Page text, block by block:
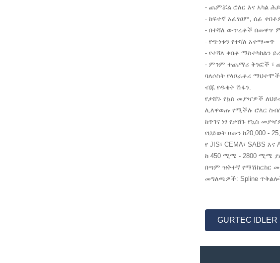
- ጨምሯል ሮለር እና አካል
- ከፍተኛ አፈፃፀም, ሰፊ
- በተሻለ ውጥረቶች በመዋጥ
- የጭነቱን የተሻለ አቀማመጥ
- የተሻለ ቀበቶ ማስተካከልን
- ምንም ተጨማሪ ቅንፎች ፣
ባለሶስት የላቦራቶሪ ማህተሞች.
ብጁ የዱቄት ሽፋን.
የታሸጉ የኳስ መያዣዎች
ሊለዋወጡ የሚችሉ ሮለር
ከጥገና ነፃ የታሸጉ የኳስ
የህይወት ዘመን ከ20,000 -
የ JIS፣ CEMA፣ SABS
ከ 450 ሚሜ - 2800 ሚሜ
በጣም ዝቅተኛ የማሽከርከር
መግለጫዎች: Spline
GURTEC IDLER